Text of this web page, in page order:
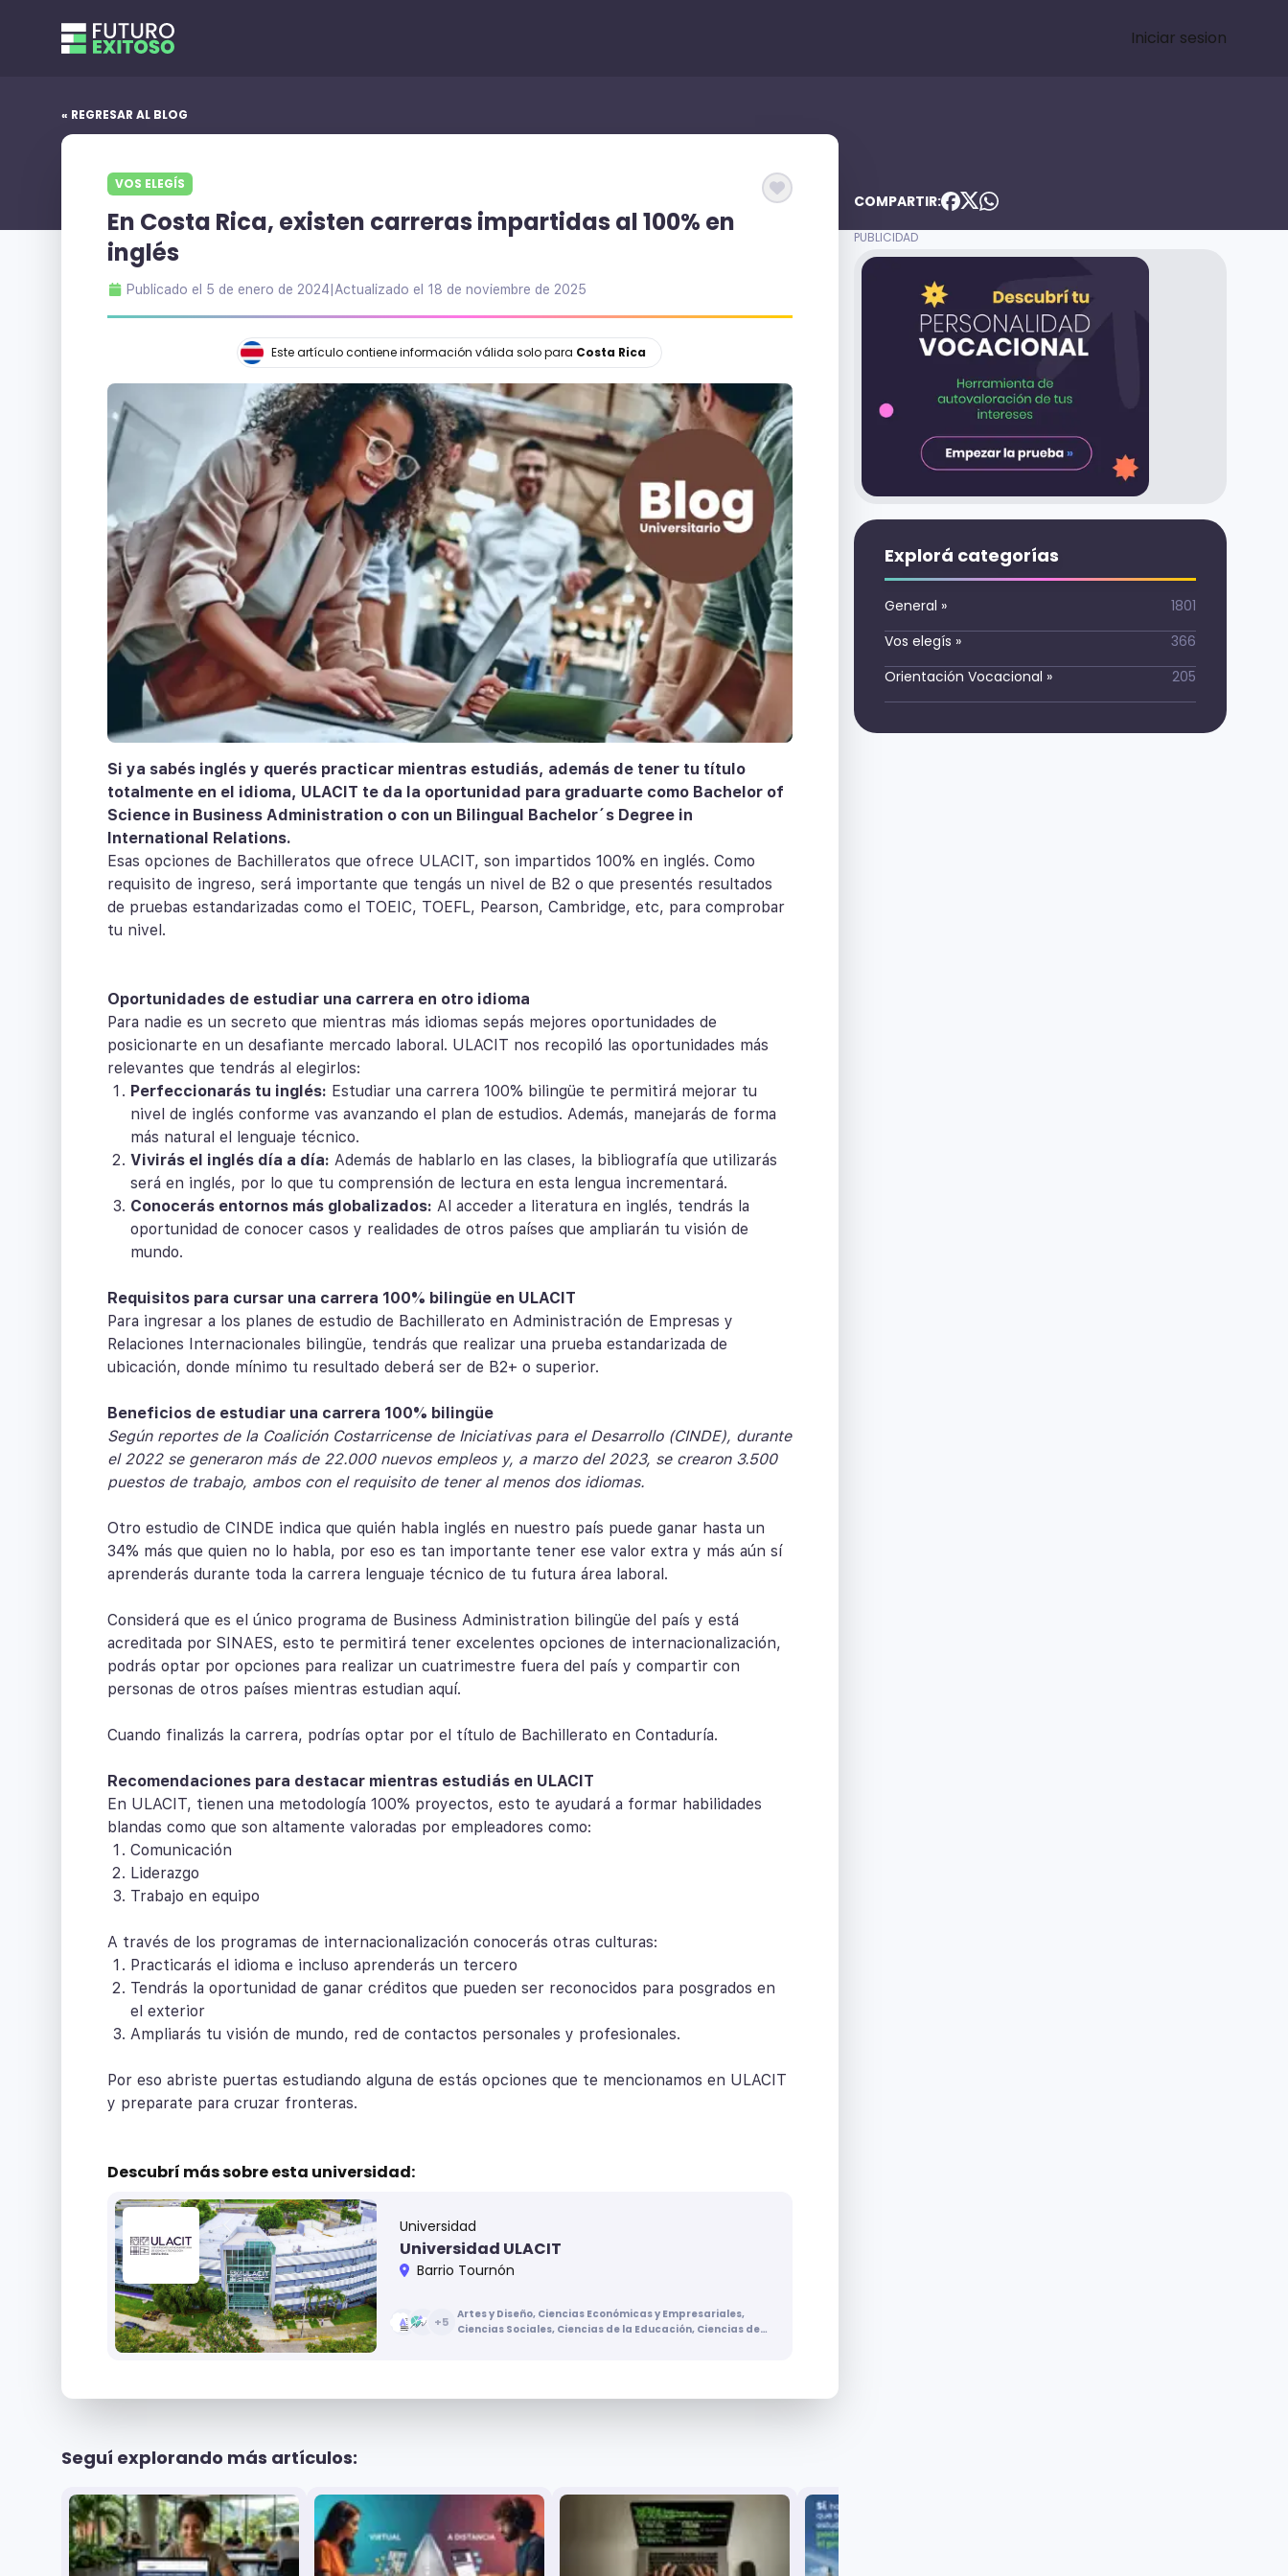
Iniciar sesion
« REGRESAR AL BLOG
VOS ELEGÍS
En Costa Rica, existen carreras impartidas al 100% en
inglés
Publicado el 5 de enero de 2024 Actualizado el 18 de noviembre de 2025
Este artículo contiene información válida solo para Costa Rica
Si ya sabés inglés y querés practicar mientras estudiás, además de tener tu título
totalmente en el idioma, ULACIT te da la oportunidad para graduarte como Bachelor of
Science in Business Administration o con un Bilingual Bachelor´s Degree in
International Relations.
Esas opciones de Bachilleratos que ofrece ULACIT, son impartidos 100% en inglés. Como
requisito de ingreso, será importante que tengás un nivel de B2 o que presentés resultados
de pruebas estandarizadas como el TOEIC, TOEFL, Pearson, Cambridge, etc, para comprobar
tu nivel.
Oportunidades de estudiar una carrera en otro idioma
Para nadie es un secreto que mientras más idiomas sepás mejores oportunidades de
posicionarte en un desafiante mercado laboral. ULACIT nos recopiló las oportunidades más
relevantes que tendrás al elegirlos:
Perfeccionarás tu inglés: Estudiar una carrera 100% bilingüe te permitirá mejorar tu
nivel de inglés conforme vas avanzando el plan de estudios. Además, manejarás de forma
más natural el lenguaje técnico.
Vivirás el inglés día a día: Además de hablarlo en las clases, la bibliografía que utilizarás
será en inglés, por lo que tu comprensión de lectura en esta lengua incrementará.
Conocerás entornos más globalizados: Al acceder a literatura en inglés, tendrás la
oportunidad de conocer casos y realidades de otros países que ampliarán tu visión de
mundo.
Requisitos para cursar una carrera 100% bilingüe en ULACIT
Para ingresar a los planes de estudio de Bachillerato en Administración de Empresas y
Relaciones Internacionales bilingüe, tendrás que realizar una prueba estandarizada de
ubicación, donde mínimo tu resultado deberá ser de B2+ o superior.
Beneficios de estudiar una carrera 100% bilingüe
Según reportes de la Coalición Costarricense de Iniciativas para el Desarrollo (CINDE), durante
el 2022 se generaron más de 22.000 nuevos empleos y, a marzo del 2023, se crearon 3.500
puestos de trabajo, ambos con el requisito de tener al menos dos idiomas.
Otro estudio de CINDE indica que quién habla inglés en nuestro país puede ganar hasta un
34% más que quien no lo habla, por eso es tan importante tener ese valor extra y más aún sí
aprenderás durante toda la carrera lenguaje técnico de tu futura área laboral.
Considerá que es el único programa de Business Administration bilingüe del país y está
acreditada por SINAES, esto te permitirá tener excelentes opciones de internacionalización,
podrás optar por opciones para realizar un cuatrimestre fuera del país y compartir con
personas de otros países mientras estudian aquí.
Cuando finalizás la carrera, podrías optar por el título de Bachillerato en Contaduría.
Recomendaciones para destacar mientras estudiás en ULACIT
En ULACIT, tienen una metodología 100% proyectos, esto te ayudará a formar habilidades
blandas como que son altamente valoradas por empleadores como:
Comunicación
Liderazgo
Trabajo en equipo
A través de los programas de internacionalización conocerás otras culturas:
Practicarás el idioma e incluso aprenderás un tercero
Tendrás la oportunidad de ganar créditos que pueden ser reconocidos para posgrados en
el exterior
Ampliarás tu visión de mundo, red de contactos personales y profesionales.
Por eso abriste puertas estudiando alguna de estás opciones que te mencionamos en ULACIT
y preparate para cruzar fronteras.
Descubrí más sobreesta universidad:
Universidad
Universidad ULACIT
Barrio Tournón
+5 Artes y Diseño, Ciencias Económicas y Empresariales,
Ciencias Sociales, Ciencias de la Educación, Ciencias de
Seguí explorando más artículos:
COMPARTIR:
Explorá categorías
General »
1801
Vos elegís »
366
Orientación Vocacional » 205